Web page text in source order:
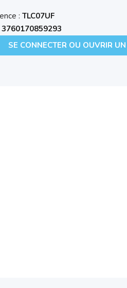
: TLC07UF
3760170859293
SE CONNECTER OU OUVRIR